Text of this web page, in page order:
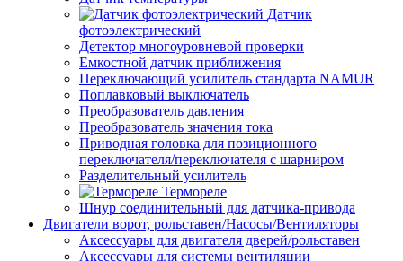
Датчик
фотоэлектрический
Детектор многоуровневой проверки
Емкостной датчик приближения
Переключающий усилитель стандарта NAMUR
Поплавковый выключатель
Преобразователь давления
Преобразователь значения тока
Приводная головка для позиционного
переключателя/переключателя с шарниром
Разделительный усилитель
Термореле
Шнур соединительный для датчика-привода
Двигатели ворот, рольставен/Насосы/Вентиляторы
Аксессуары для двигателя дверей/рольставен
Аксессуары для системы вентиляции